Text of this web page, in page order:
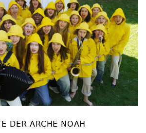
DER ARCHE NOAH